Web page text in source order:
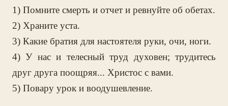
1) Помните смерть и отчет и ревнуйте об обетах.
2) Храните уста.
3) Какие братия для настоятеля руки, очи, ноги.
4) У нас и телесный труд духовен; трудитесь
друг друга поощряя... Христос с вами.
5) Повару урок и воодушевление.